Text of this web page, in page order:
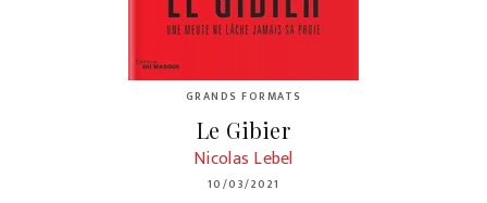
GRANDS FORMATS
Le Gibier
Nicolas Lebel
10/03/2021